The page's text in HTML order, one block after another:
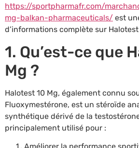
https://sportpharmafr.com/
mg-balkan-pharmaceuticals/ est
d’informations complète sur Halotest
1. Qu’est-ce que
Mg ?
Halotest 10 Mg, également connu
Fluoxymestérone, est un stéroïde
synthétique dérivé de la
principalement utilisé pour :